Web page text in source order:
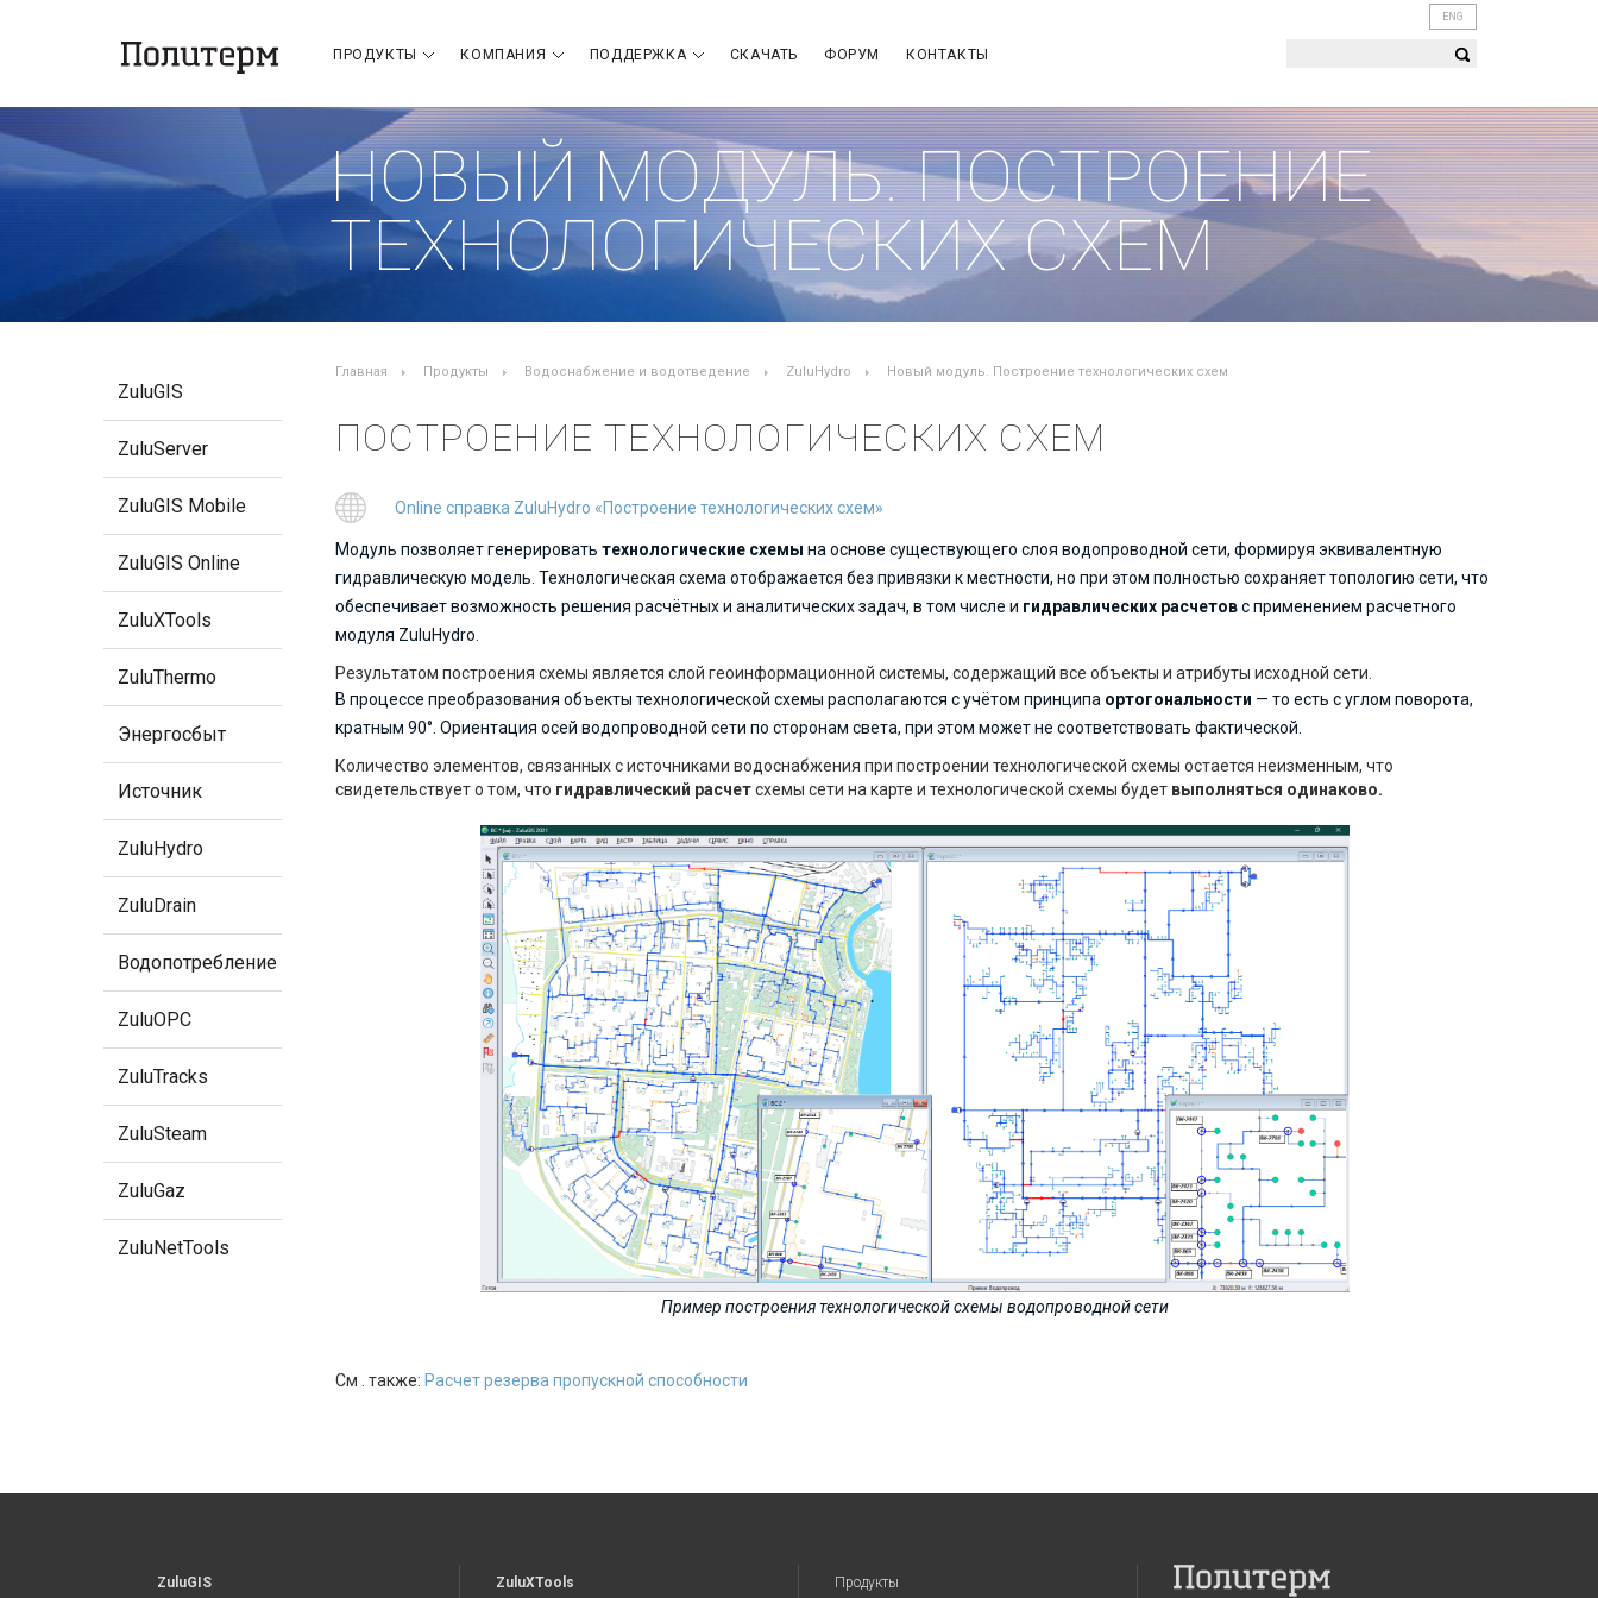
ПРОДУКТЫ КОМПАНИЯ ПОДДЕРЖКА СКАЧАТЬ ФОРУМ КОНТАКТЫ
ENG
НОВЫЙ МОДУЛЬ. ПОСТРОЕНИЕ
ТЕХНОЛОГИЧЕСКИХ СХЕМ
ZuluGIS
ZuluServer
ZuluGIS Mobile
ZuluGIS Online
ZuluXTools
ZuluThermo
Энергосбыт
Источник
ZuluHydro
ZuluDrain
Водопотребление
ZuluOPC
ZuluTracks
ZuluSteam
ZuluGaz
ZuluNetTools
Главная Продукты Водоснабжение и водотведение ZuluHydro Новый модуль. Построение технологических схем
ПОСТРОЕНИЕ ТЕХНОЛОГИЧЕСКИХ СХЕМ
Online справка ZuluHydro «Построение технологических схем»
Модуль позволяет генерировать технологические схемы на основе существующего слоя водопроводной сети, формируя эквивалентную
гидравлическую модель. Технологическая схема отображается без привязки к местности, но при этом полностью сохраняет топологию сети, что
обеспечивает возможность решения расчётных и аналитических задач, в том числе и гидравлических расчетовс применением расчетного
модуля ZuluHydro.
Результатом построения схемы является слой геоинформационной системы, содержащий все объекты и атрибуты исходной сети.
В процессе преобразования объекты технологической схемы располагаются с учётом принципа ортогональности — то есть с углом поворота,
кратным 90°. Ориентация осей водопроводной сети по сторонам света, при этом может не соответствовать фактической.
Количество элементов, связанных с источниками водоснабжения при построении технологической схемы остается неизменным, что
свидетельствует о том, что гидравлический расчетсхемы сети на карте и технологической схемы будет выполняться одинаково.
Пример построения технологической схемы водопроводной сети
См . также: Расчет резерва пропускной способности
ZuluGIS ZuluXTools Продукты